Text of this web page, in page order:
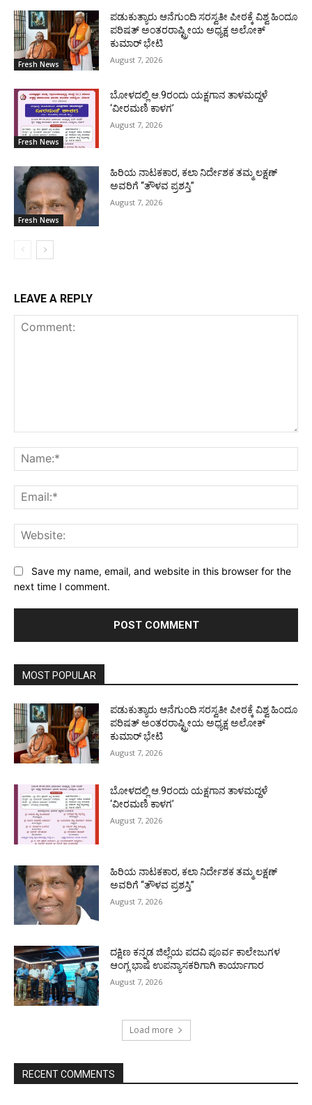
Fresh News
ಪಡುಕುತ್ಯಾರು ಆನೆಗುಂದಿ ಸರಸ್ವತೀ ಪೀಠಕ್ಕೆ ವಿಶ್ವ ಹಿಂದೂ
ಪರಿಷತ್ ಅಂತರರಾಷ್ಟ್ರೀಯ ಅಧ್ಯಕ್ಷ ಅಲೋಕ್
ಕುಮಾರ್ ಭೇಟಿ
August 7, 2026
Fresh News
ಬೋಳದಲ್ಲಿ ಆ.9ರಂದು ಯಕ್ಷಗಾನ ತಾಳಮದ್ದಳೆ
‘ವೀರಮಣಿ ಕಾಳಗ’
August 7, 2026
Fresh News
ಹಿರಿಯ ನಾಟಕಕಾರ, ಕಲಾ ನಿರ್ದೇಶಕ ತಮ್ಮ ಲಕ್ಷಣ್
ಅವರಿಗೆ “ತೌಳವ ಪ್ರಶಸ್ತಿ”
August 7, 2026
LEAVE A REPLY
Save my name, email, and website in this browser for the
next time I comment.
MOST POPULAR
ಪಡುಕುತ್ಯಾರು ಆನೆಗುಂದಿ ಸರಸ್ವತೀ ಪೀಠಕ್ಕೆ ವಿಶ್ವ ಹಿಂದೂ
ಪರಿಷತ್ ಅಂತರರಾಷ್ಟ್ರೀಯ ಅಧ್ಯಕ್ಷ ಅಲೋಕ್
ಕುಮಾರ್ ಭೇಟಿ
August 7, 2026
ಬೋಳದಲ್ಲಿ ಆ.9ರಂದು ಯಕ್ಷಗಾನ ತಾಳಮದ್ದಳೆ
‘ವೀರಮಣಿ ಕಾಳಗ’
August 7, 2026
ಹಿರಿಯ ನಾಟಕಕಾರ, ಕಲಾ ನಿರ್ದೇಶಕ ತಮ್ಮ ಲಕ್ಷಣ್
ಅವರಿಗೆ “ತೌಳವ ಪ್ರಶಸ್ತಿ”
August 7, 2026
ದಕ್ಷಿಣ ಕನ್ನಡ ಜಿಲ್ಲೆಯ ಪದವಿ ಪೂರ್ವ ಕಾಲೇಜುಗಳ
ಆಂಗ್ಲ ಭಾಷೆ ಉಪನ್ಯಾಸಕರಿಗಾಗಿ ಕಾರ್ಯಾಗಾರ
August 7, 2026
Load more
RECENT COMMENTS